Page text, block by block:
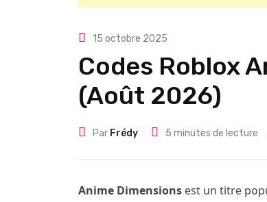
15 octobre 2025
Codes Roblox
(Août 2026)
Par Frédy 5 minutes de lecture
Anime Dimensions est un titre